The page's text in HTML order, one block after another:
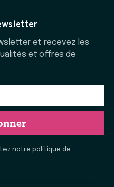
et recevez les
et offres de
notre politique de